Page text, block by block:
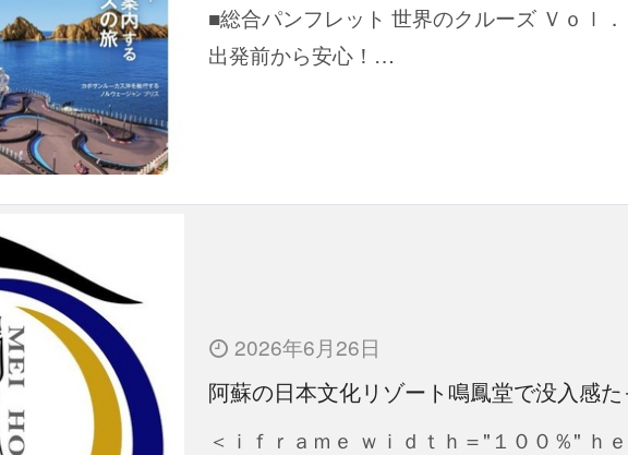
■総合パンフレット 世界のクルーズ Ｖｏｌ
出発前から安心！…
2026年6月26日
阿蘇の日本文化リゾート鳴鳳堂で没入感
＜ｉｆｒａｍｅ ｗｉｄｔｈ＝"１００％" ｈ